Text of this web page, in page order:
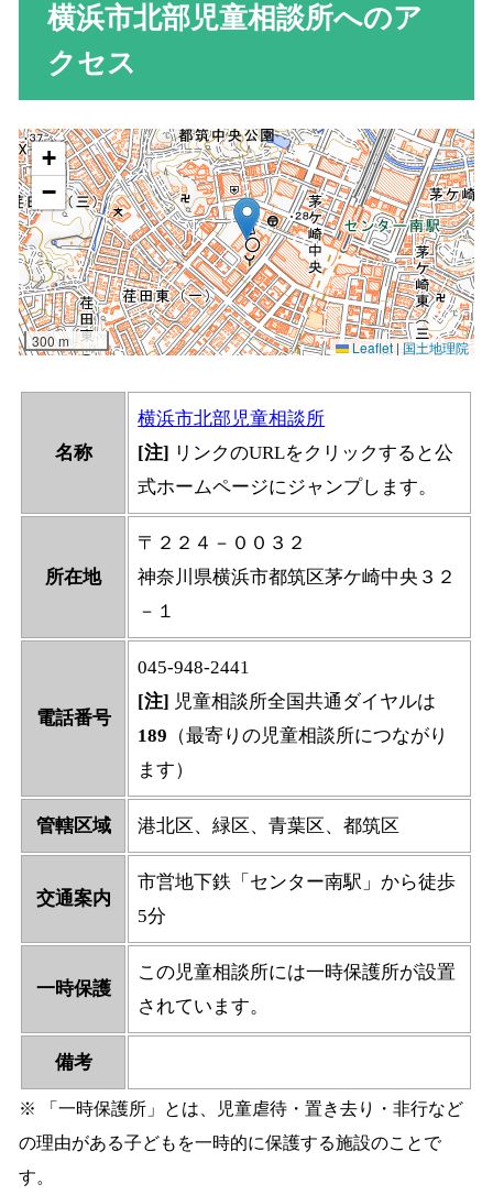
横浜市北部児童相談所へのア
クセス
名称
横浜市北部児童相談所
[注] リンクのURLをクリックすると公
式ホームページにジャンプします。
所在地
〒２２４－００３２
神奈川県横浜市都筑区茅ケ崎中央３２
－１
電話番号
045-948-2441
[注] 児童相談所全国共通ダイヤルは
189 （最寄りの児童相談所につながり
ます）
管轄区域 港北区、緑区、青葉区、都筑区
交通案内
市営地下鉄「センター南駅」から徒歩
5分
一時保護
この児童相談所には一時保護所が設置
されています。
備考
※ 「一時保護所」とは、児童虐待・置き去り・非行など
の理由がある子どもを一時的に保護する施設のことで
す。